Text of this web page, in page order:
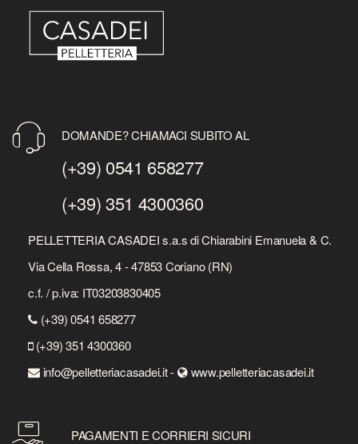
DOMANDE? CHIAMACI SUBITO AL
(+39) 0541 658277
(+39) 351 4300360
PELLETTERIA CASADEI s.a.s di Chiarabini Emanuela & C.
Via Cella Rossa, 4 - 47853 Coriano (RN)
c.f. / p.iva: IT03203830405
(+39) 0541 658277
(+39) 351 4300360
info@pelletteriacasadei.it -
www.pelletteriacasadei.it
PAGAMENTI E CORRIERI SICURI